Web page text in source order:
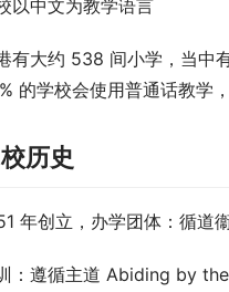
以中文为教学语言
有大约 538 间小学，当中
的学校会使用普通话教学
历史
年创立，办学团体：循道
：遵循主道 Abiding by the